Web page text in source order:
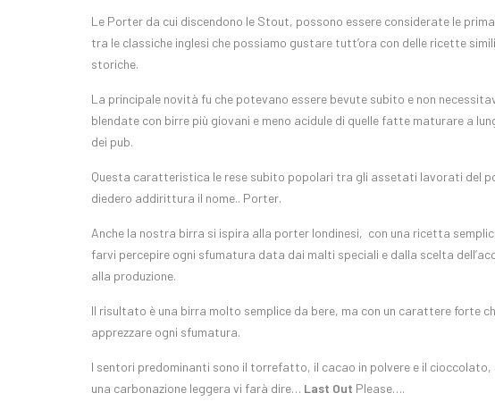
Le Porter da cui discendono le Stout, possono essere considerate le
tra le classiche inglesi che possiamo gustare tutt’ora con delle ricette
storiche.
La principale novità fu che potevano essere bevute subito e non
blendate con birre più giovani e meno acidule di quelle fatte maturare a
dei pub.
Questa caratteristica le rese subito popolari tra gli assetati lavorati del
diedero addirittura il nome.. Porter.
Anche la nostra birra si ispira alla porter londinesi, con una ricetta
farvi percepire ogni sfumatura data dai malti speciali e dalla scelta
alla produzione.
Il risultato è una birra molto semplice da bere, ma con un carattere forte
apprezzare ogni sfumatura.
I sentori predominanti sono il torrefatto, il cacao in polvere e il cioccolato,
una carbonazione leggera vi farà dire… Last Out Please….